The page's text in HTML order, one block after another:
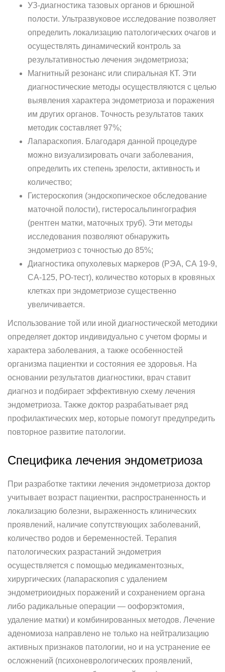
УЗ-диагностика тазовых органов и брюшной
полости. Ультразвуковое исследование позволяет
определить локализацию патологических очагов и
осуществлять динамический контроль за
результативностью лечения эндометриоза;
Магнитный резонанс или спиральная КТ. Эти
диагностические методы осуществляются с целью
выявления характера эндометриоза и поражения
им других органов. Точность результатов таких
методик составляет 97%;
Лапараскопия. Благодаря данной процедуре
можно визуализировать очаги заболевания,
определить их степень зрелости, активность и
количество;
Гистероскопия (эндоскопическое обследование
маточной полости), гистеросальпингография
(рентген матки, маточных труб). Эти методы
исследования позволяют обнаружить
эндометриоз с точностью до 85%;
Диагностика опухолевых маркеров (РЭА, СА 19-9,
СА-125, РО-тест), количество которых в кровяных
клетках при эндометриозе существенно
увеличивается.
Использование той или иной диагностической методики
определяет доктор индивидуально с учетом формы и
характера заболевания, а также особенностей
организма пациентки и состояния ее здоровья. На
основании результатов диагностики, врач ставит
диагноз и подбирает эффективную схему лечения
эндометриоза. Также доктор разрабатывает ряд
профилактических мер, которые помогут предупредить
повторное развитие патологии.
Специфика лечения эндометриоза
При разработке тактики лечения эндометриоза доктор
учитывает возраст пациентки, распространенность и
локализацию болезни, выраженность клинических
проявлений, наличие сопутствующих заболеваний,
количество родов и беременностей. Терапия
патологических разрастаний эндометрия
осуществляется с помощью медикаментозных,
хирургических (лапараскопия с удалением
эндометриоидных поражений и сохранением органа
либо радикальные операции — оофорэктомия,
удаление матки) и комбинированных методов. Лечение
аденомиоза направлено не только на нейтрализацию
активных признаков патологии, но и на устранение ее
осложнений (психоневрологических проявлений,